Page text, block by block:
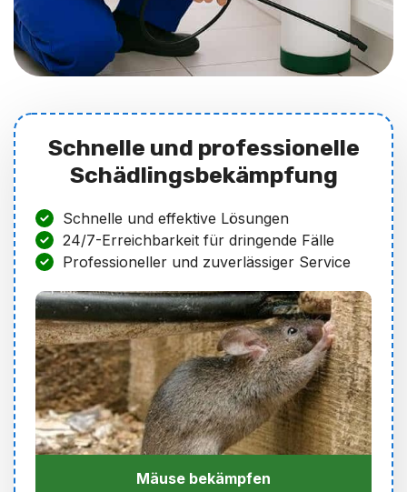
Schnelle und professionelle
Schädlingsbekämpfung
Schnelle und effektive Lösungen
24/7-Erreichbarkeit für dringende Fälle
Professioneller und zuverlässiger Service
Mäuse bekämpfen